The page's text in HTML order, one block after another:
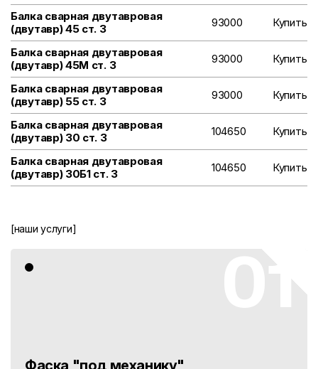
Балка сварная двутавровая
(двутавр) 45 ст. 3
93000 Купить
Балка сварная двутавровая
(двутавр) 45М ст. 3
93000 Купить
Балка сварная двутавровая
(двутавр) 55 ст. 3
93000 Купить
Балка сварная двутавровая
(двутавр) 30 ст. 3
104650 Купить
Балка сварная двутавровая
(двутавр) 30Б1 ст. 3
104650 Купить
[наши услуги]
Фаска "под механику"